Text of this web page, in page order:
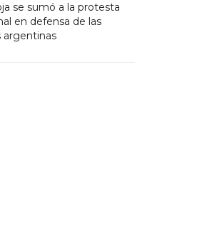
se sumó a la protesta
en defensa de las
argentinas